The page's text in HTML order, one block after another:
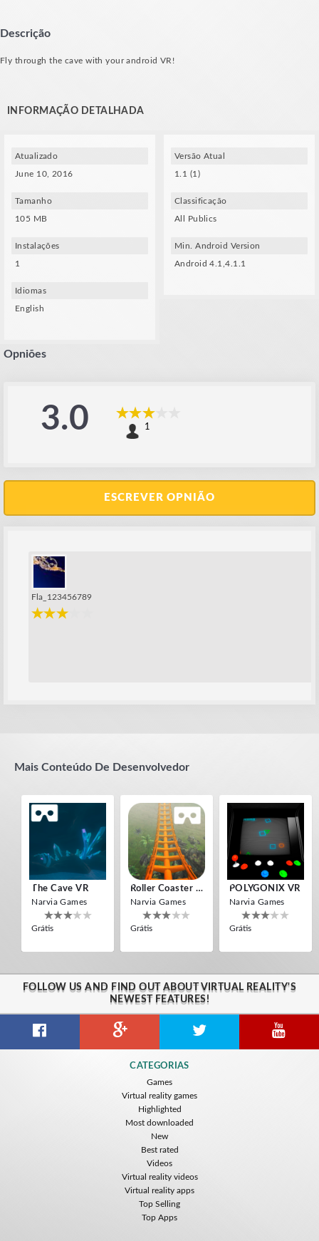
Descrição
Fly through the cave with your android VR!
INFORMAÇÃO DETALHADA
Atualizado
June 10, 2016
Tamanho
105 MB
Instalações
1
Idiomas
English
Versão Atual
1.1 (1)
Classificação
All Publics
Min. Android Version
Android 4.1,4.1.1
Opniões
3.0 1
ESCREVER OPNIÃO
Fla_123456789
Mais Conteúdo De Desenvolvedor
The Cave VR
Narvia Games
Grátis
Roller Coaster VR
Narvia Games
Grátis
POLYGONIX VR
Narvia Games
Grátis
FOLLOW US AND FIND OUT ABOUT VIRTUAL REALITY'S
NEWEST FEATURES!
CATEGORIAS
Games
Virtual reality games
Highlighted
Most downloaded
New
Best rated
Videos
Virtual reality videos
Virtual reality apps
Top Selling
Top Apps